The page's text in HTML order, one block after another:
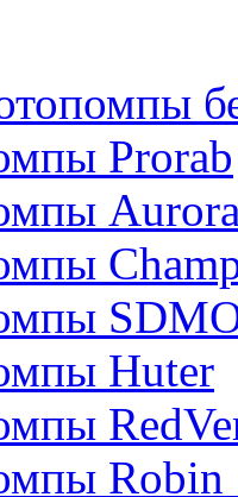
Prorab
Huter
Robin